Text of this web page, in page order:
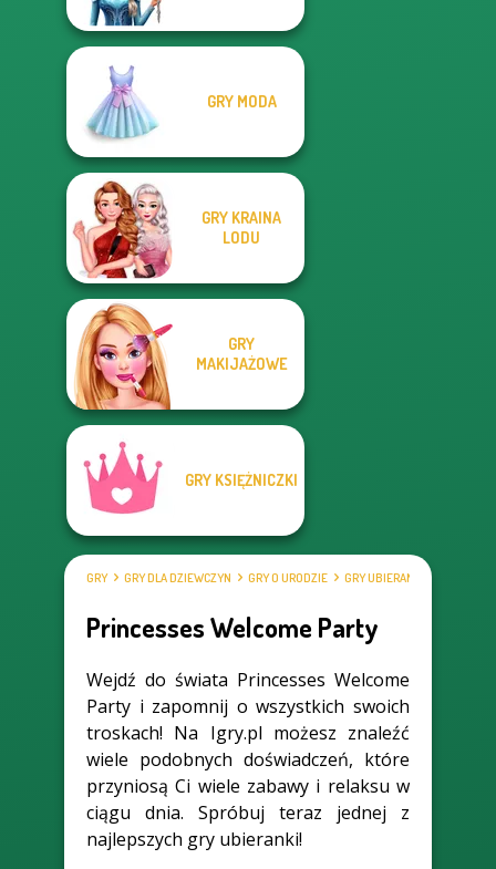
GRY MODA
GRY KRAINA
LODU
GRY
MAKIJAŻOWE
GRY KSIĘŻNICZKI
GRY GRY DLA DZIEWCZYN GRY O URODZIE GRY UBIERANKI
Princesses Welcome Party
Wejdź do świata Princesses Welcome
Party i zapomnij o wszystkich swoich
troskach! Na Igry.pl możesz znaleźć
wiele podobnych doświadczeń, które
przyniosą Ci wiele zabawy i relaksu w
ciągu dnia. Spróbuj teraz jednej z
najlepszych gry ubieranki!